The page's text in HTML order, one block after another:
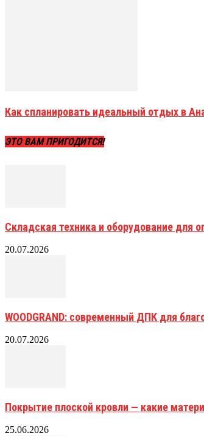
Как спланировать идеальный отдых в
ЭТО ВАМ ПРИГОДИТСЯ!
Складская техника и оборудование для
20.07.2026
WOODGRAND: современный ДПК для
20.07.2026
Покрытие плоской кровли — какие
25.06.2026